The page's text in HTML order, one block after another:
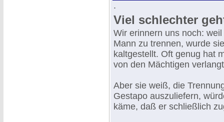
.
Viel schlechter
Wir erinnern uns noch:
Mann zu trennen, wurde
kaltgestellt. Oft genug hat
von den Mächtigen
Aber sie weiß, die
Gestapo auszuliefern,
käme, daß er schließlich